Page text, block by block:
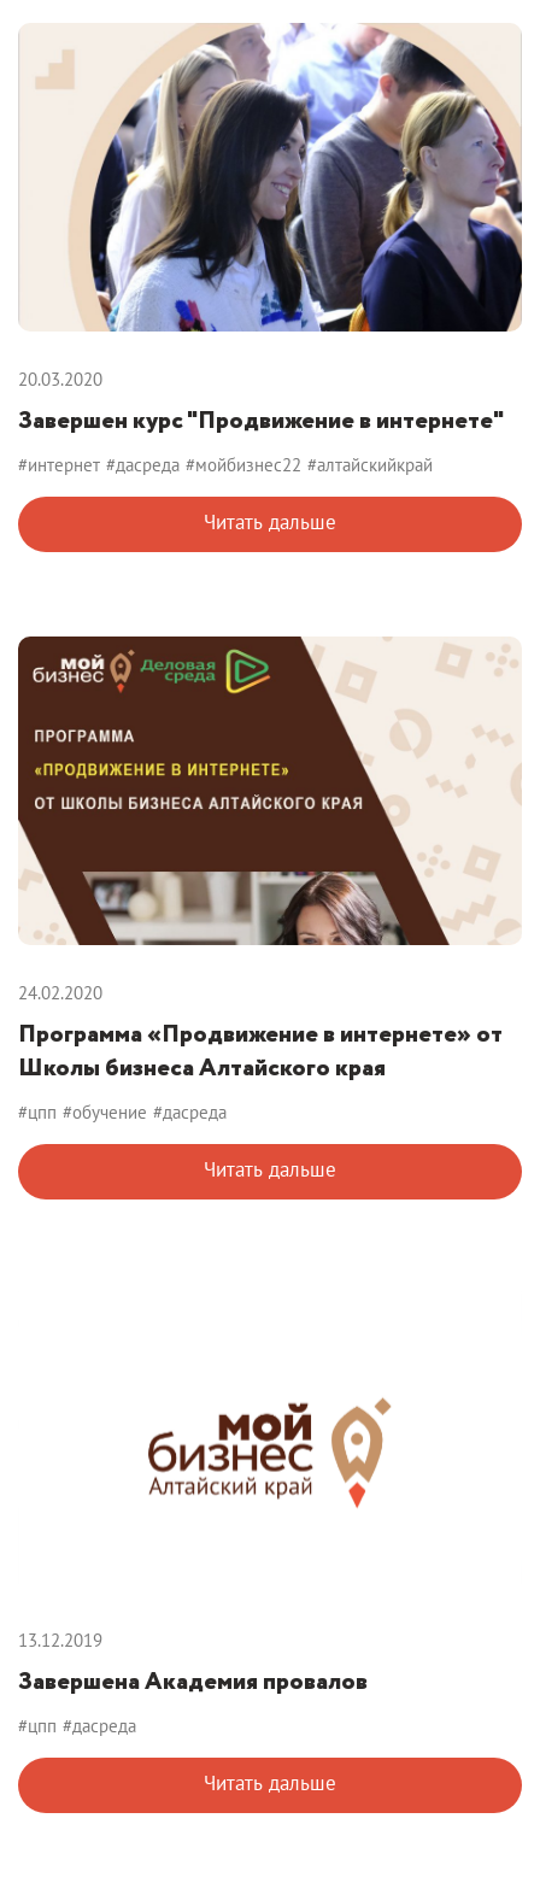
20.03.2020
Завершен курс "Продвижение в интернете"
#интернет #дасреда #мойбизнес22 #алтайскийкрай
Читать дальше
24.02.2020
Программа «Продвижение в интернете» от
Школы бизнеса Алтайского края
#цпп #обучение #дасреда
Читать дальше
13.12.2019
Завершена Академия провалов
#цпп #дасреда
Читать дальше